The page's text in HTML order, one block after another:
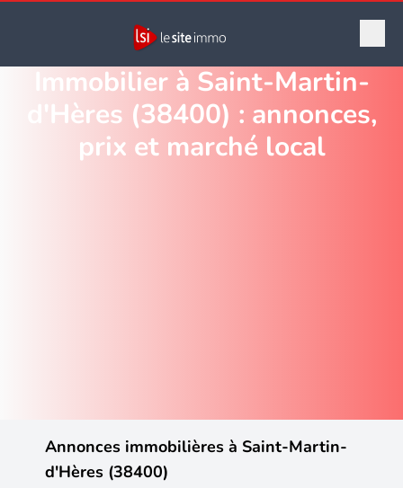
Immobilier à Saint-Martin-
d'Hères (38400) : annonces,
prix et marché local
Annonces immobilières à Saint-Martin-
d'Hères (38400)